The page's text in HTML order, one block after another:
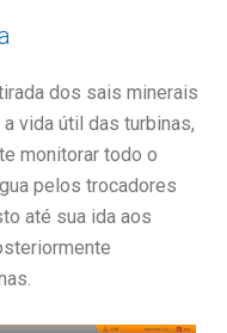
dos sais minerais
vida útil das turbinas,
monitorar todo o
pelos trocadores
até sua ida aos